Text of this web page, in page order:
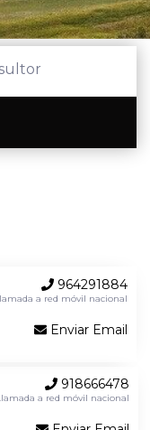
964291884
a red móvil nacional
Enviar Email
918666478
a red móvil nacional